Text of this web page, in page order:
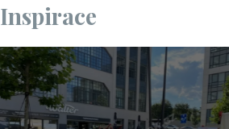
Inspirace